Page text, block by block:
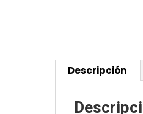
Descripción